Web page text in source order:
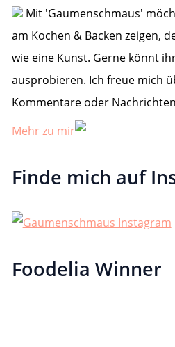
h
:
Mit 'Gaumenschmaus'
am Kochen & Backen zeigen,
wie eine Kunst. Gerne könnt
ausprobieren. Ich freue mich
Kommentare oder
Mehr zu mir
Finde mich auf
Foodelia Winner